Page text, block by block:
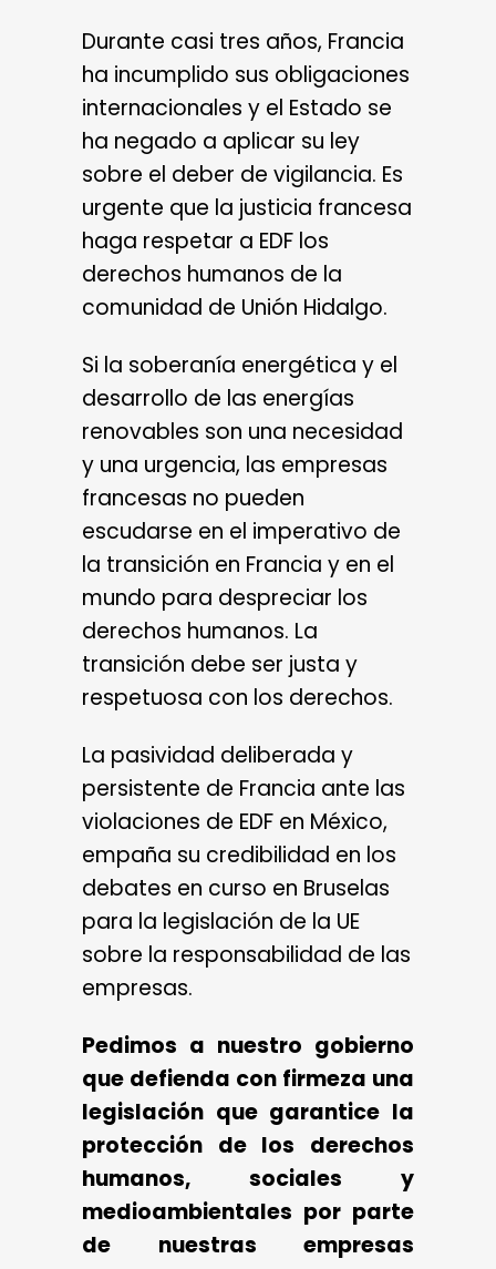
Durante casi tres años, Francia
ha incumplido sus obligaciones
internacionales y el Estado se
ha negado a aplicar su ley
sobre el deber de vigilancia. Es
urgente que la justicia francesa
haga respetar a EDF los
derechos humanos de la
comunidad de Unión Hidalgo.
Si la soberanía energética y el
desarrollo de las energías
renovables son una necesidad
y una urgencia, las empresas
francesas no pueden
escudarse en el imperativo de
la transición en Francia y en el
mundo para despreciar los
derechos humanos. La
transición debe ser justa y
respetuosa con los derechos.
La pasividad deliberada y
persistente de Francia ante las
violaciones de EDF en México,
empaña su credibilidad en los
debates en curso en Bruselas
para la legislación de la UE
sobre la responsabilidad de las
empresas.
Pedimos a nuestro gobierno
que defienda con firmeza una
legislación que garantice la
protección de los derechos
humanos, sociales y
medioambientales por parte
de nuestras empresas